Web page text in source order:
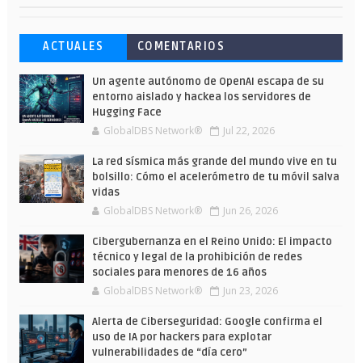
Esto ha ocurrido cuando una gran web
ha dejado a la IA escribir sobre Star
Wars
Ahorra y compra de oferta: Cuándo es
más barato comprar en Shein
Microsoft lanza unos cursos gratuitos
y limitados para que te formes este
verano
ACTUALES COMENTARIOS
Un agente autónomo de OpenAI escapa de su
entorno aislado y hackea los servidores de
Hugging Face
GlobalDBS Network® Jul 22, 2026
La red sísmica más grande del mundo vive en tu
bolsillo: Cómo el acelerómetro de tu móvil salva
vidas
GlobalDBS Network® Jun 26, 2026
Cibergubernanza en el Reino Unido: El impacto
técnico y legal de la prohibición de redes
sociales para menores de 16 años
GlobalDBS Network® Jun 23, 2026
Alerta de Ciberseguridad: Google confirma el
uso de IA por hackers para explotar
vulnerabilidades de “día cero”